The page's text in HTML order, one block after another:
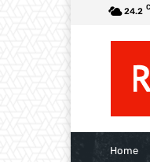
24.2 C
Home